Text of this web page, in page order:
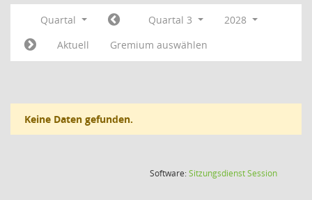
Quartal Quartal 3
2028
Aktuell
Gremium auswählen
Keine Daten gefunden.
Software:SitzungsdienstSession(Wird in